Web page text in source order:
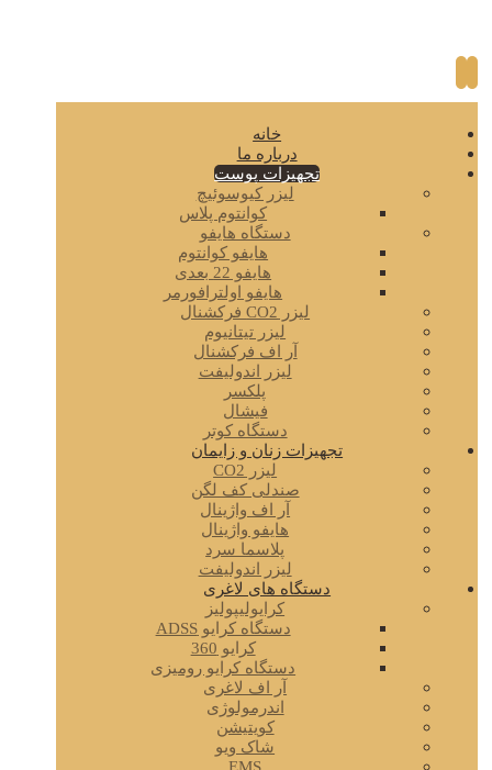
خانه
درباره ما
تجهیزات پوست
لیزر کیوسوئیچ
کوانتوم پلاس
دستگاه هایفو
هایفو کوانتوم
هایفو 22 بعدی
هایفو اولترافورمر
لیزر CO2 فرکشنال
لیزر تیتانیوم
آر اف فرکشنال
لیزر اندولیفت
پلکسر
فیشال
دستگاه کوتر
تجهیزات زنان و زایمان
لیزر CO2
صندلی کف لگن
آر اف واژینال
هایفو واژینال
پلاسما سرد
لیزر اندولیفت
دستگاه های لاغری
کرایولیپولیز
دستگاه کرایو ADSS
کرایو 360
دستگاه کرایو رومیزی
آر اف لاغری
اندرمولوژی
کویتیشن
شاک ویو